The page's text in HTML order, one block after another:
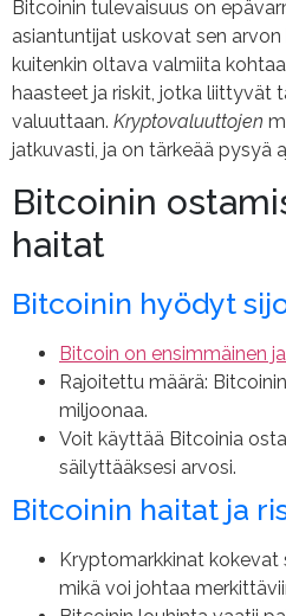
Bitcoinin tulevaisuus on
asiantuntijat uskovat sen arvon
kuitenkin oltava valmiita
haasteet ja riskit, jotka liittyvät
valuuttaan. Kryptovaluuttojen
jatkuvasti, ja on tärkeää pysyä
Bitcoinin
haitat
Bitcoinin hyödyt
Bitcoin on ensimmäinen
Rajoitettu määrä:
miljoonaa.
Voit käyttää Bitcoinia
säilyttääksesi arvosi.
Bitcoinin haitat ja
Kryptomarkkinat kokevat
mikä voi johtaa